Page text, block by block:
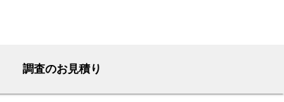
調査のお見積り